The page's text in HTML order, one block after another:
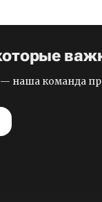
наша команда